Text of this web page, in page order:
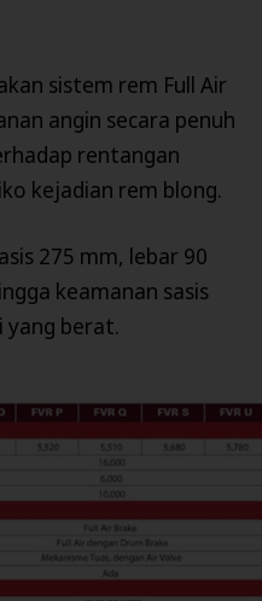
sistem rem Full Air
angin secara penuh
rentangan
kejadian rem blong.
275 mm, lebar 90
keamanan sasis
yang berat.